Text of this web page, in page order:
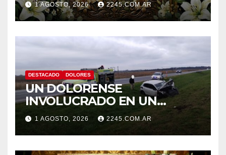
1 AGOSTO, 2026 2245.COM.AR
DESTACADO DOLORES
UN DOLORENSE
INVOLUCRADO EN UN
SINIESTRO QUE TERMINÓ
CON DESPISTE Y VUELCO
1 AGOSTO, 2026 2245.COM.AR